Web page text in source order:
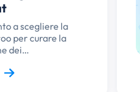
a scegliere la
per curare la
dei…